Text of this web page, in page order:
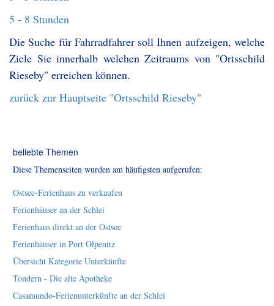
5 - 8 Stunden
Die Suche für Fahrradfahrer soll Ihnen aufzeigen, welche
Ziele Sie innerhalb welchen Zeitraums von "Ortsschild
Rieseby" erreichen können.
zurück zur Hauptseite "Ortsschild Rieseby"
beliebte Themen
Diese Themenseiten wurden am häufigsten aufgerufen:
Ostsee-Ferienhaus zu verkaufen
Ferienhäuser an der Schlei
Ferienhaus direkt an der Ostsee
Ferienhäuser in Port Olpenitz
Übersicht Kategorie Unterkünfte
Tondern - Die alte Apotheke
Casamundo-Ferienunterkünfte an der Schlei